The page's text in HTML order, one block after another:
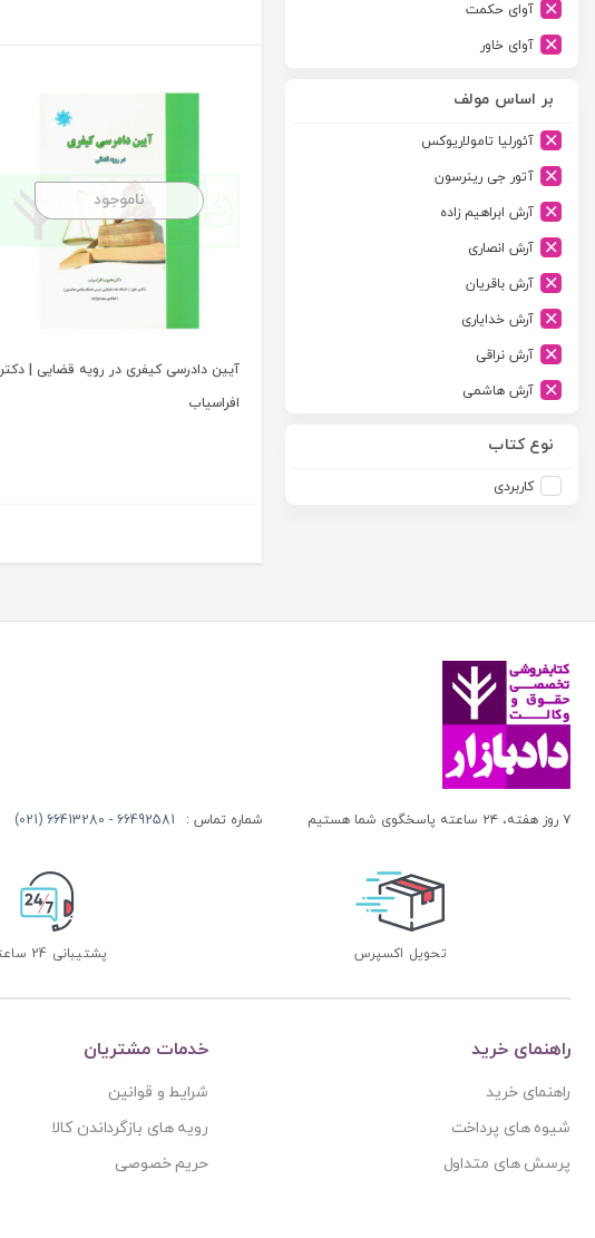
آوای حکمت
آوای خاور
آیدین
ارجمند
ارسطو
ارشد
اسلامیه
اشکان
اطلاعات
امجد
امید انقلاب
اندیشه عصر
اندیشه های حقوقی
بنگاه ترجمه و نشر کتاب پارسه
بهتاب
پژوهشکده شورای نگهبان
بر اساس مولف
آئورلیا تامولاریوکس
آتور جی رینرسون
آرش ابراهیم زاده
آرش انصاری
آرش باقریان
آرش خدایاری
آرش نراقی
آرش هاشمی
آزاده صادقی
آمنه خدادادی
آنتونی آگوس
آنتونیو کاسسه
آندره لگراند
آندره مارمور
آیت الله العظمی سید ابوالقاسم خوئی
آیت الله حاج شیخ محمد جواد فاضل لنکرانی
آیت الله سید ابوالقاسم موسوی خوئی
آیت الله سید محمد حسن مرعشی
نوع کتاب
کاربردی
ناموجود
آیین دادرسی کیفری در رویه قضایی | دکتر
افراسیاب
۷ روز هفته، ۲۴ ساعته پاسخگوی شما هستیم شماره تماس : 66492581 - 66413280 (021)
تحویل اکسپرس پشتیبانی 24 ساعته
راهنمای خرید
راهنمای خرید
شیوه های پرداخت
پرسش های متداول
خدمات مشتریان
شرایط و قوانین
رویه های بازگرداندن کالا
حریم خصوصی